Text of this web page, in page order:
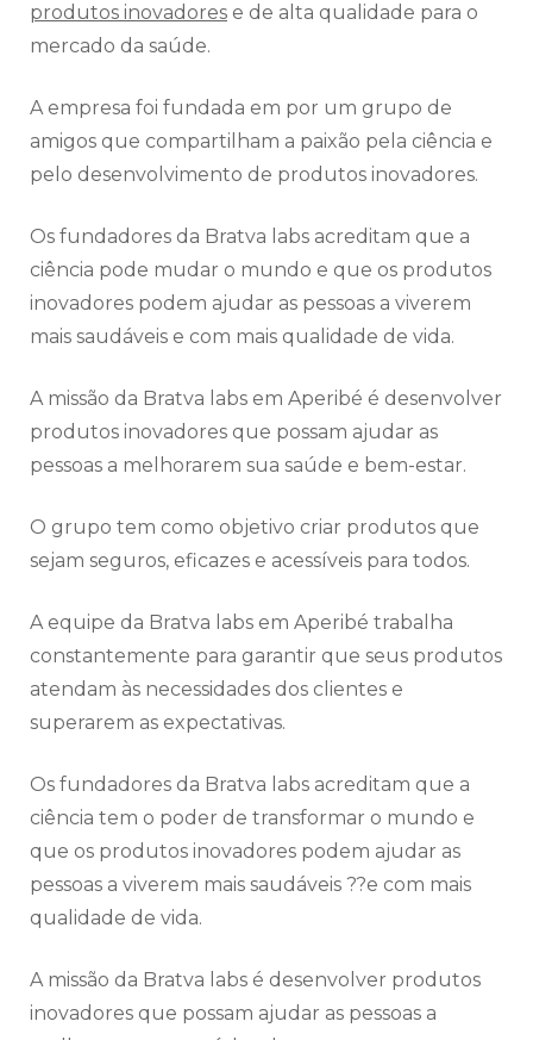
produtos inovadores e de alta qualidade para o
mercado da saúde.
A empresa foi fundada em por um grupo de
amigos que compartilham a paixão pela ciência e
pelo desenvolvimento de produtos inovadores.
Os fundadores da Bratva labs acreditam que a
ciência pode mudar o mundo e que os produtos
inovadores podem ajudar as pessoas a viverem
mais saudáveis e com mais qualidade de vida.
A missão da Bratva labs em Aperibé é desenvolver
produtos inovadores que possam ajudar as
pessoas a melhorarem sua saúde e bem-estar.
O grupo tem como objetivo criar produtos que
sejam seguros, eficazes e acessíveis para todos.
A equipe da Bratva labs em Aperibé trabalha
constantemente para garantir que seus produtos
atendam às necessidades dos clientes e
superarem as expectativas.
Os fundadores da Bratva labs acreditam que a
ciência tem o poder de transformar o mundo e
que os produtos inovadores podem ajudar as
pessoas a viverem mais saudáveis ??e com mais
qualidade de vida.
A missão da Bratva labs é desenvolver produtos
inovadores que possam ajudar as pessoas a